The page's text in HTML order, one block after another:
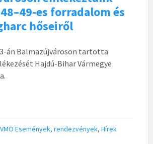
es forradalom és
hőseiről
án Balmazújvároson tartotta
Hajdú-Bihar Vármegye
Események, rendezvények, Hírek